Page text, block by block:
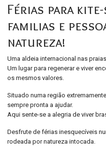
Férias para
familias e
natureza!
Uma aldeia internacional nas
Um lugar para regenerar e viver
os mesmos valores.
Situado numa região
sempre pronta a ajudar.
Aqui sente-se a alegria de viver
Desfrute de férias inesquecíveis
rodeada por natureza intocada.